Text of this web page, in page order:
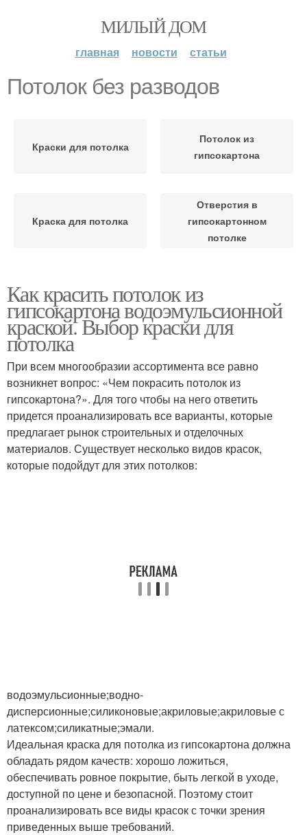
МИЛЫЙ ДОМ
главная новости статьи
Потолок без разводов
Краски для потолка
Потолок из
гипсокартона
Краска для потолка
Отверстия в
гипсокартонном
потолке
Как красить потолок из
гипсокартона водоэмульсионной
краской. Выбор краски для
потолка
При всем многообразии ассортимента все равно
возникнет вопрос: «Чем покрасить потолок из
гипсокартона?». Для того чтобы на него ответить
придется проанализировать все варианты, которые
предлагает рынок строительных и отделочных
материалов. Существует несколько видов красок,
которые подойдут для этих потолков:
водоэмульсионные;водно-
дисперсионные;силиконовые;акриловые;акриловые с
латексом;силикатные;эмали.
Идеальная краска для потолка из гипсокартона должна
обладать рядом качеств: хорошо ложиться,
обеспечивать ровное покрытие, быть легкой в уходе,
доступной по цене и безопасной. Поэтому стоит
проанализировать все виды красок с точки зрения
приведенных выше требований.